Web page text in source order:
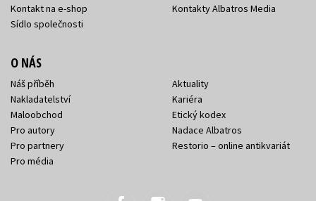
Kontakt na e-shop
Sídlo společnosti
Kontakty Albatros Media
O NÁS
Náš příběh
Nakladatelství
Maloobchod
Pro autory
Pro partnery
Pro média
Aktuality
Kariéra
Etický kodex
Nadace Albatros
Restorio – online antikvariát